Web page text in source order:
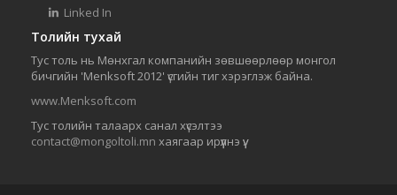
Linked In
Толийн тухай
Тус толь нь Мөнхгал компанийн зөвшөөрлөөр монгол
бичгийн 'Menksoft 2012' үсгийн тиг хэрэглэж байна.
www.Menksoft.com
Тус толийн талаарх санал хүсэлтээ
contact@mongoltoli.mn хаягаар ирүүлнэ үү.